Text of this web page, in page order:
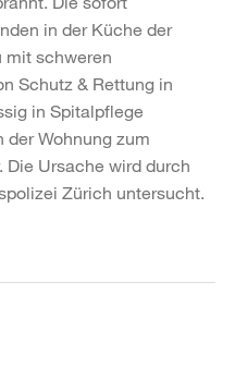
in der Küche der
mit schweren
Schutz & Rettung in
in Spitalpflege
der Wohnung zum
Die Ursache wird durch
Zürich untersucht.